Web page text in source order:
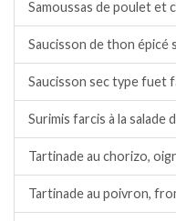
Samoussas de poulet et
Saucisson de thon épicé
Saucisson sec type fuet
Surimis farcis à la salade
Tartinade au chorizo,
Tartinade au poivron,